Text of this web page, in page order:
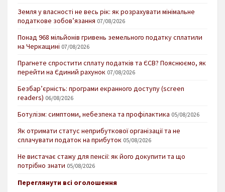
Земля у власності не весь рік: як розрахувати мінімальне
податкове зобов’язання 07/08/2026
Понад 968 мільйонів гривень земельного податку сплатили
на Черкащині 07/08/2026
Прагнете спростити сплату податків та ЄСВ? Пояснюємо, як
перейти на Єдиний рахунок 07/08/2026
Безбар’єрність: програми екранного доступу (screen
readers) 06/08/2026
Ботулізм: симптоми, небезпека та профілактика 05/08/2026
Як отримати статус неприбуткової організації та не
сплачувати податок на прибуток 05/08/2026
Не вистачає стажу для пенсії: як його докупити та що
потрібно знати 05/08/2026
Переглянути всі оголошення